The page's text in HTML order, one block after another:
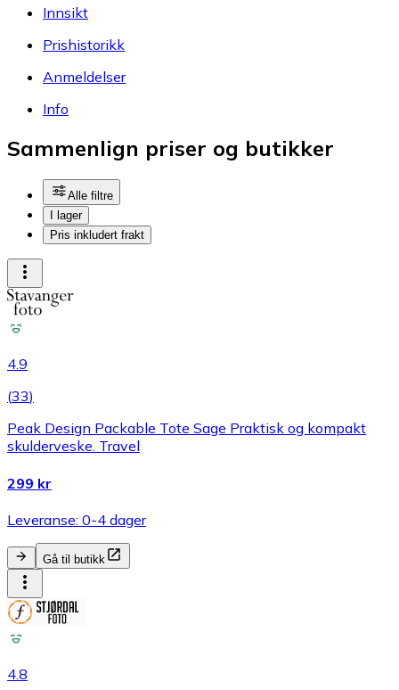
Innsikt
Prishistorikk
Anmeldelser
Info
Sammenlign priser og butikker
Alle filtre
I lager
Pris inkludert frakt
4.9
(33)
Peak Design Packable Tote Sage Praktisk og kompakt
skulderveske. Travel
299 kr
Leveranse: 0-4 dager
Gå til butikk
4.8